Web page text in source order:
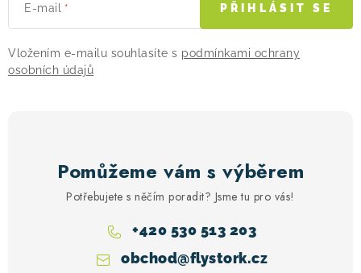
E-mail
Vložením e-mailu souhlasíte s podmínkami ochrany
osobních údajů
PŘIHLÁSIT SE
Pomůžeme vám s výběrem
Potřebujete s něčím poradit? Jsme tu pro vás!
obchod@flystork.cz
+420 530 513 203